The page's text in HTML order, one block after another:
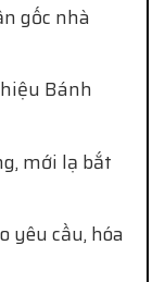
gốc nhà
Bánh
mới lạ bắt
yêu cầu, hóa